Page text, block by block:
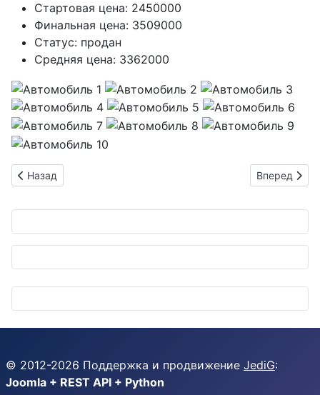
Стартовая цена: 2450000
Финальная цена: 3509000
Статус: продан
Средняя цена: 3362000
Предыдущий: Продаётся HONDA STEP WAGON 1500 AT
Назад Следующий:
Вперед
© 2012-2026 Поддержка и продвижение JediG:
Joomla + REST API + Python